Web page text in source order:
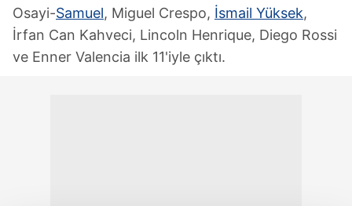
Osayi-Samuel, Miguel Crespo, İsmail Yüksek,
İrfan Can Kahveci, Lincoln Henrique, Diego Rossi
ve Enner Valencia ilk 11'iyle çıktı.